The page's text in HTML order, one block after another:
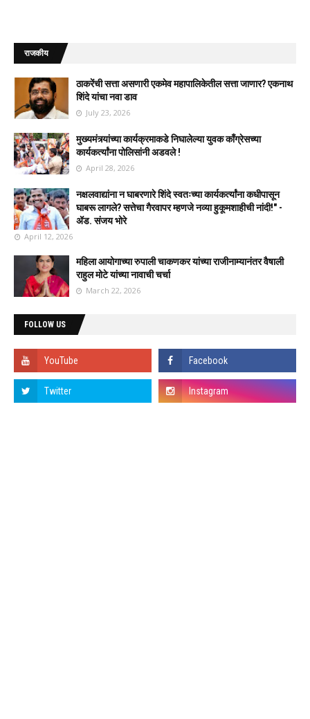
राजकीय
ठाकरेंची सत्ता असणारी एकमेव महापालिकेतील सत्ता जाणार? एकनाथ
शिंदे यांचा नवा डाव
July 23, 2026
मुख्यमंत्र्यांच्या कार्यक्रमाकडे निघालेल्या युवक काँग्रेसच्या
कार्यकर्त्यांना पोलिसांनी अडवले !
April 28, 2026
नक्षलवाद्यांना न घाबरणारे शिंदे स्वतःच्या कार्यकर्त्यांना कधीपासून
घाबरू लागले? सत्तेचा गैरवापर म्हणजे नव्या हुकूमशाहीची नांदी!" -
ॲड. संजय भोरे
April 12, 2026
महिला आयोगाच्या रुपाली चाकणकर यांच्या राजीनाम्यानंतर वैषाली
राहुल मोटे यांच्या नावाची चर्चा
March 22, 2026
FOLLOW US